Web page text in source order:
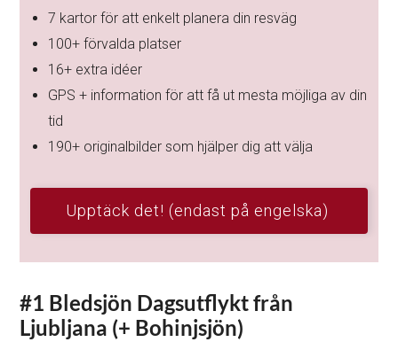
7 kartor för att enkelt planera din resväg
100+ förvalda platser
16+ extra idéer
GPS + information för att få ut mesta möjliga av din
tid
190+ originalbilder som hjälper dig att välja
Upptäck det! (endast på engelska)
#1 Bledsjön Dagsutflykt från
Ljubljana (+ Bohinjsjön)